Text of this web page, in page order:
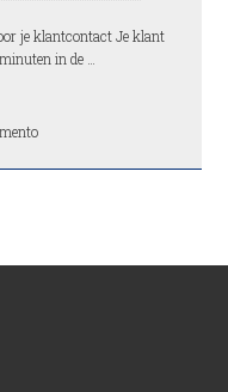
je klantcontact Je klant
in de …